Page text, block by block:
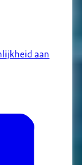
aan